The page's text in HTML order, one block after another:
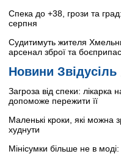
Спека до +38, грози та
серпня
Судитимуть жителя
арсенал зброї та
Новини Звідусіль
Загроза від спеки: лікарка
допоможе пережити її
Маленькі кроки, які можна
худнути
Мінісумки більше не в